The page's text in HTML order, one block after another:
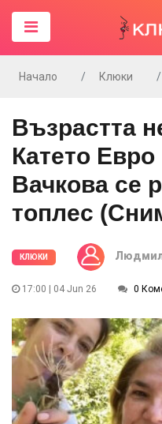
Начало Клюки
Възрастта
Катето
Вачкова се
топлес
КЛЮКИ
17:00 | 04 Jun 26 0